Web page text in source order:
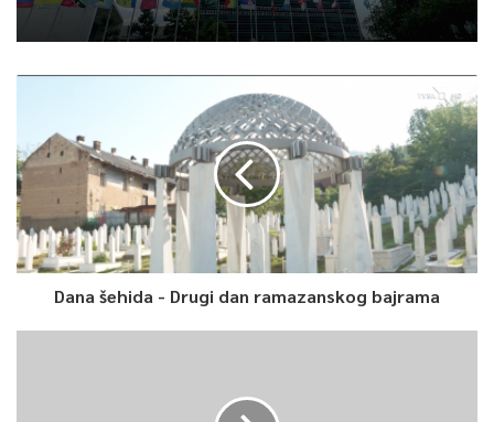
Dana šehida - Drugi dan ramazanskog bajrama